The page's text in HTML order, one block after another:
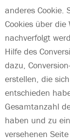
anderes Cookie.
Cookies über die
nachverfolgt
Hilfe des
dazu,
erstellen, die
entschieden
Gesamtanzahl
haben und zu
versehenen